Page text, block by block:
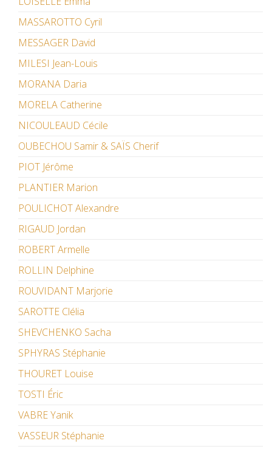
MASSAROTTO Cyril
MESSAGER David
MILESI Jean-Louis
MORANA Daria
MORELA Catherine
NICOULEAUD Cécile
OUBECHOU Samir & SAÏS Cherif
PIOT Jérôme
PLANTIER Marion
POULICHOT Alexandre
RIGAUD Jordan
ROBERT Armelle
ROLLIN Delphine
ROUVIDANT Marjorie
SAROTTE Clélia
SHEVCHENKO Sacha
SPHYRAS Stéphanie
THOURET Louise
TOSTI Éric
VABRE Yanik
VASSEUR Stéphanie